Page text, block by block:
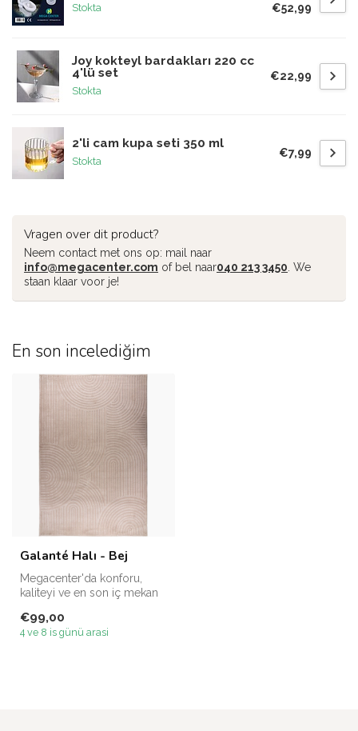
Stokta
€52,99
Joy kokteyl bardakları 220 cc
4'lü set
Stokta
€22,99
2'li cam kupa seti 350 ml
Stokta
€7,99
Vragen over dit product?
Neem contact met ons op: mail naar
info@megacenter.com of bel naar040 213 3450 . We
staan klaar voor je!
En son incelediğim
Galanté Halı - Bej
Megacenter'da konforu,
kaliteyi ve en son iç mekan
şeki...
€99,00
4 ve 8 is günü arasi